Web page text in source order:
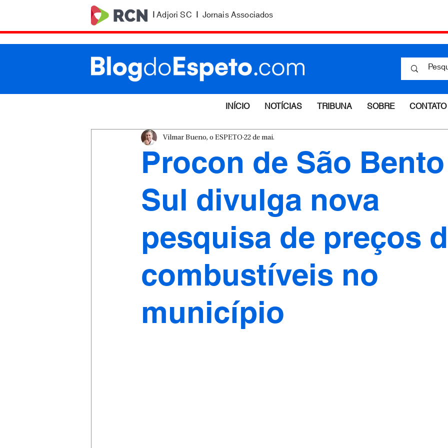
|Adjori SC | Jornais Associados
INÍCIO NOTÍCIAS TRIBUNA SOBRE CONTATO
Procon de São
Sul divulga nova
pesquisa de preços
combustíveis no
município
Vilmar Bueno, o ESPETO 22 de mai.